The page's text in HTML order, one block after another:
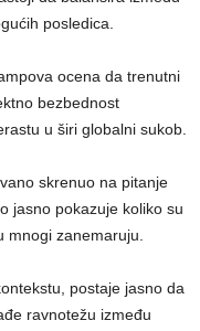
posledica.
ocena da trenutni
bezbednost
u širi globalni sukob.
skrenuo na pitanje
jasno pokazuje koliko su
mnogi zanemaruju.
postaje jasno da
ravnotežu između